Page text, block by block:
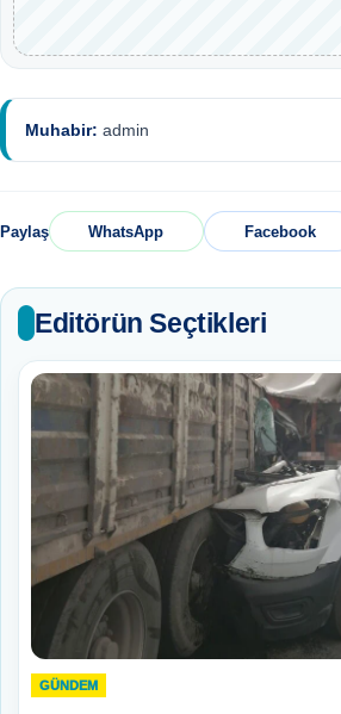
Muhabir: admin
Paylaş WhatsApp Facebook
Editörün Seçtikleri
GÜNDEM